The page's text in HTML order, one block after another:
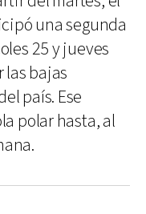
una segunda
25 y jueves
bajas
país. Ese
polar hasta, al